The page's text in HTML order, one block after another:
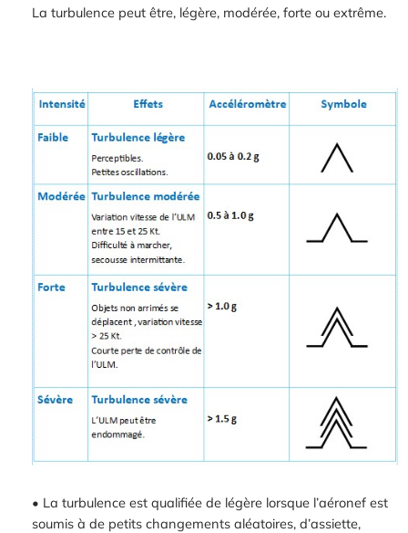
La turbulence peut être, légère, modérée, forte ou extrême.
• La turbulence est qualifiée de légère lorsque l’aéronef est
soumis à de petits changements aléatoires, d’assiette,